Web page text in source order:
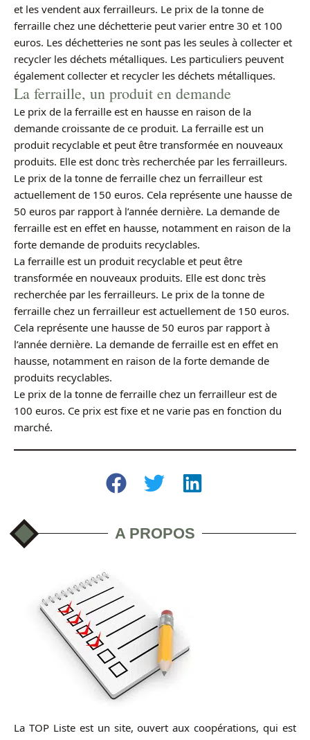
et les vendent aux ferrailleurs. Le prix de la tonne de
ferraille chez une déchetterie peut varier entre 30 et 100
euros. Les déchetteries ne sont pas les seules à collecter et
recycler les déchets métalliques. Les particuliers peuvent
également collecter et recycler les déchets métalliques.
La ferraille, un produit en demande
Le prix de la ferraille est en hausse en raison de la
demande croissante de ce produit. La ferraille est un
produit recyclable et peut être transformée en nouveaux
produits. Elle est donc très recherchée par les ferrailleurs.
Le prix de la tonne de ferraille chez un ferrailleur est
actuellement de 150 euros. Cela représente une hausse de
50 euros par rapport à l’année dernière. La demande de
ferraille est en effet en hausse, notamment en raison de la
forte demande de produits recyclables.
La ferraille est un produit recyclable et peut être
transformée en nouveaux produits. Elle est donc très
recherchée par les ferrailleurs. Le prix de la tonne de
ferraille chez un ferrailleur est actuellement de 150 euros.
Cela représente une hausse de 50 euros par rapport à
l’année dernière. La demande de ferraille est en effet en
hausse, notamment en raison de la forte demande de
produits recyclables.
Le prix de la tonne de ferraille chez un ferrailleur est de
100 euros. Ce prix est fixe et ne varie pas en fonction du
marché.
A PROPOS
La TOP Liste est un site, ouvert aux coopérations, qui est